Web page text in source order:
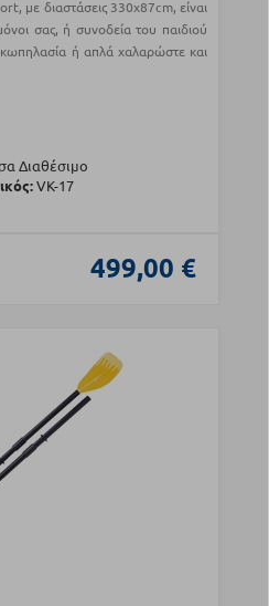
με διαστάσεις 330x87cm, είναι
σας, ή συνοδεία του παιδιού
κωπηλασία ή απλά χαλαρώστε και
Διαθέσιμο
VK-17
499,00 €